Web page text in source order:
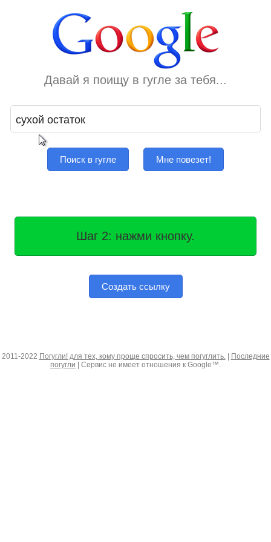
Давай я поищу в гугле за тебя...
Поиск в гугле Мне повезет!
Шаг 2: нажми кнопку.
Создать ссылку
2011-2022 Погугли! для тех, кому проще спросить, чем погуглить.|
Последние
погугли | Сервис не имеет отношения к Google™.